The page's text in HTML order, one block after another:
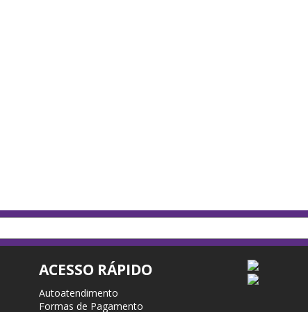
ACESSO RÁPIDO
Autoatendimento
Formas de Pagamento